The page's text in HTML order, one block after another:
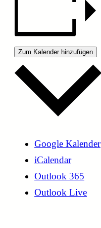
Zum Kalender hinzufügen
Google Kalender
iCalendar
Outlook 365
Outlook Live